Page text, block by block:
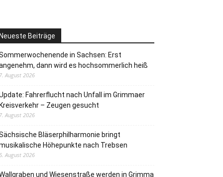
Beiträge
in Sachsen: Erst
dann wird es hochsommerlich heiß
August 2026
Fahrerflucht nach Unfall im Grimmaer
– Zeugen gesucht
August 2026
Bläserphilharmonie bringt
Höhepunkte nach Trebsen
August 2026
und Wiesenstraße werden in Grimma